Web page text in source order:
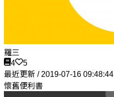
羅三
4
5
最近更新 / 2019-07-16 09:48:44
懷舊便利書